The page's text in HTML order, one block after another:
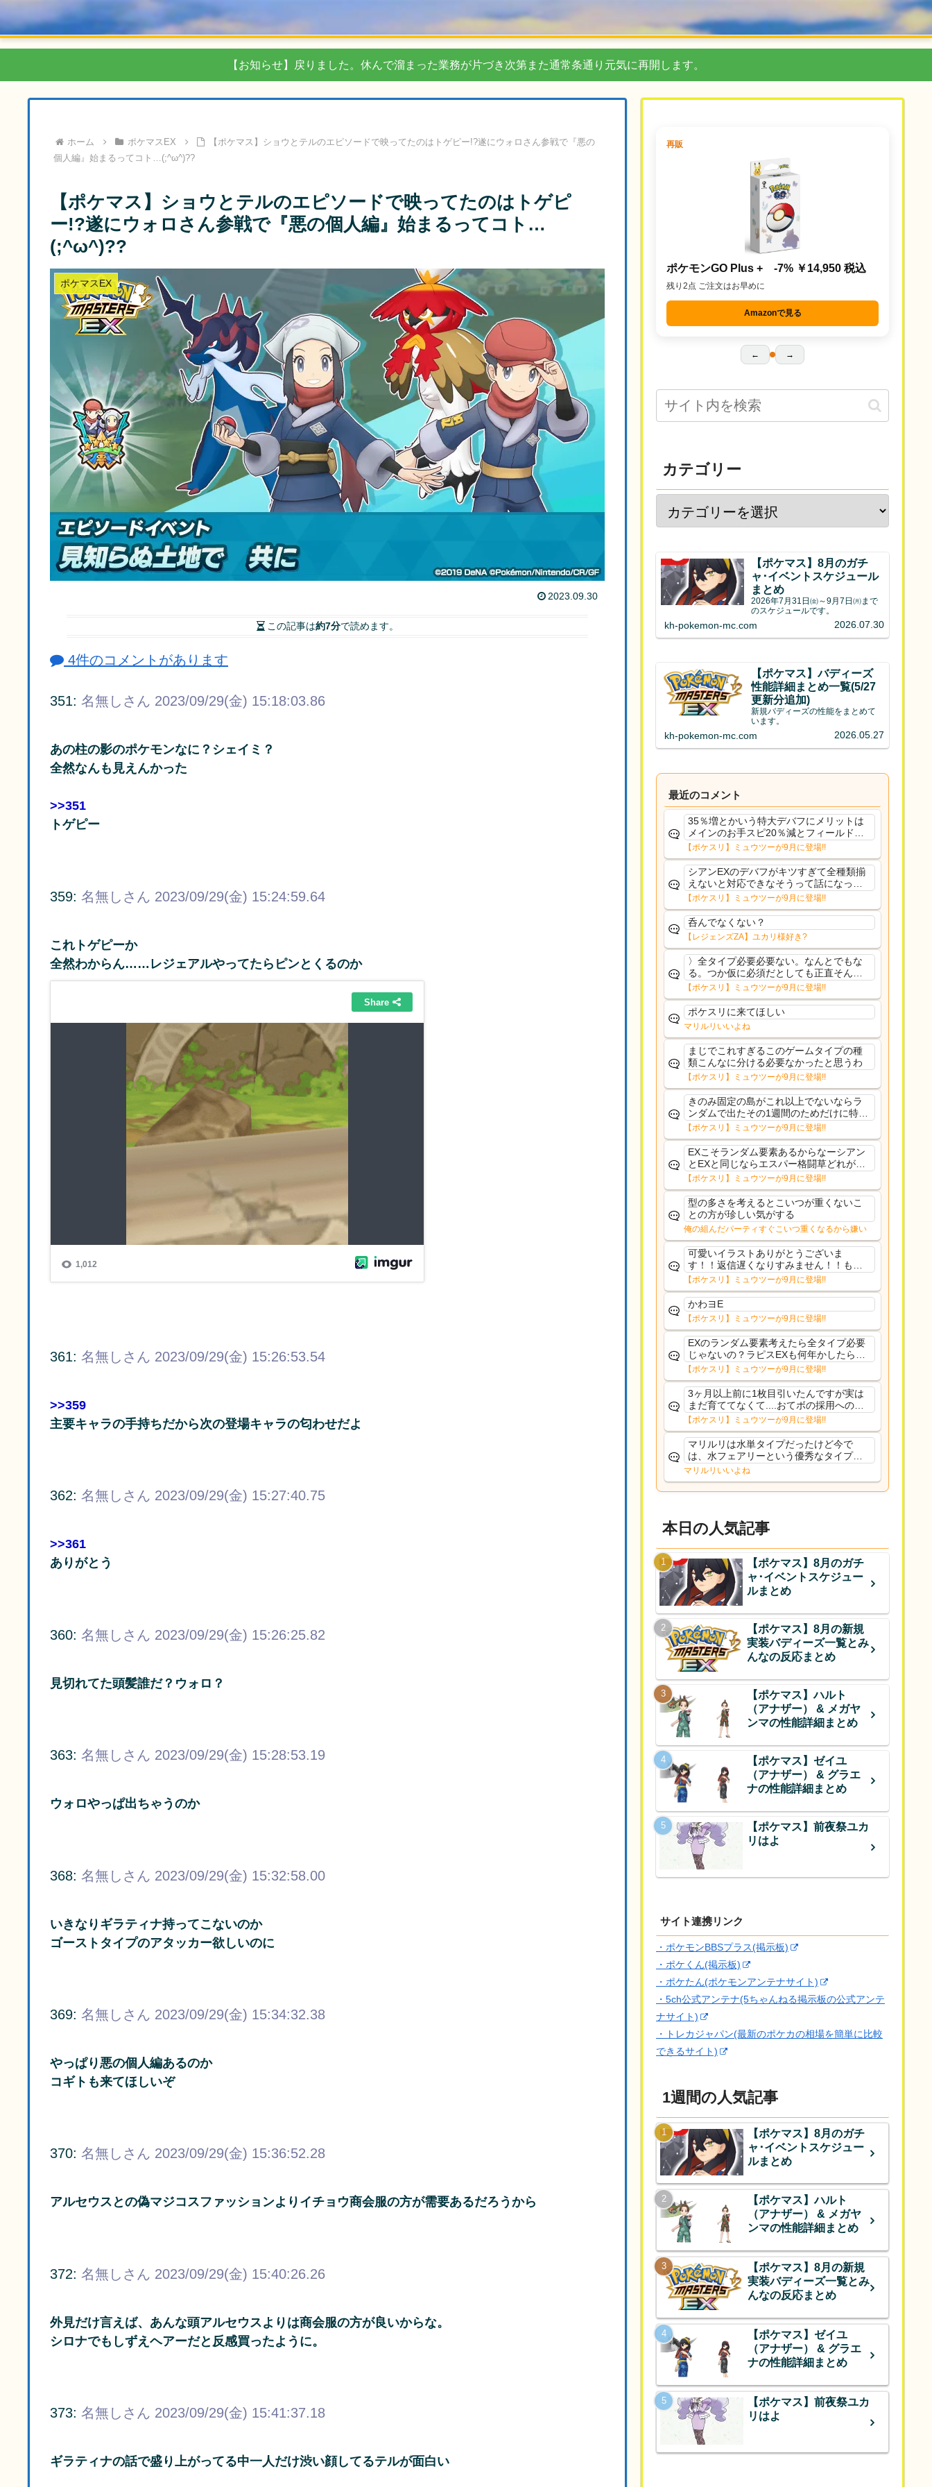
【お知らせ】戻りました。休んで溜まった業務が片づき次第また通常条通り元気に再開します。
ホーム ポケマスEX
【ポケマス】ショウとテルのエピソードで映ってたのはトゲピー!?遂にウォロさん参戦で『悪の
個人編』始まるってコト…(;^ω^)??
【ポケマス】ショウとテルのエピソードで映ってたのはトゲピ
ー!?遂にウォロさん参戦で『悪の個人編』始まるってコト…
(;^ω^)??
ポケマスEX
2023.09.30
この記事は約7分で読めます。
4件のコメントがあります
351: 名無しさん 2023/09/29(金) 15:18:03.86
あの柱の影のポケモンなに？シェイミ？
全然なんも見えんかった
>>351
トゲピー
359: 名無しさん 2023/09/29(金) 15:24:59.64
これトゲピーか
全然わからん……レジェアルやってたらピンとくるのか
361: 名無しさん 2023/09/29(金) 15:26:53.54
>>359
主要キャラの手持ちだから次の登場キャラの匂わせだよ
362: 名無しさん 2023/09/29(金) 15:27:40.75
>>361
ありがとう
360: 名無しさん 2023/09/29(金) 15:26:25.82
見切れてた頭髪誰だ？ウォロ？
363: 名無しさん 2023/09/29(金) 15:28:53.19
ウォロやっぱ出ちゃうのか
368: 名無しさん 2023/09/29(金) 15:32:58.00
いきなりギラティナ持ってこないのか
ゴーストタイプのアタッカー欲しいのに
369: 名無しさん 2023/09/29(金) 15:34:32.38
やっぱり悪の個人編あるのか
コギトも来てほしいぞ
370: 名無しさん 2023/09/29(金) 15:36:52.28
アルセウスとの偽マジコスファッションよりイチョウ商会服の方が需要あるだろうから
372: 名無しさん 2023/09/29(金) 15:40:26.26
外見だけ言えば、あんな頭アルセウスよりは商会服の方が良いからな。
シロナでもしずえヘアーだと反感買ったように。
373: 名無しさん 2023/09/29(金) 15:41:37.18
ギラティナの話で盛り上がってる中一人だけ渋い顔してるテルが面白い
再販
ポケモンGO Plus + -7% ￥14,950 税込
残り2点 ご注文はお早めに
Amazonで見る
← →
カテゴリー
【ポケマス】8月のガチ
ャ･イベントスケジュール
まとめ
2026年7月31日㈮～9月7日㈪まで
のスケジュールです。
kh-pokemon-mc.com 2026.07.30
【ポケマス】バディーズ
性能詳細まとめ一覧(5/27
更新分追加)
新規バディーズの性能をまとめて
います。
kh-pokemon-mc.com 2026.05.27
最近のコメント
35％増とかいう特大デバフにメリットは
メインのお手スピ20％減とフィールド効
果のみフェアリーノーマルとか引いたら
まともに料理も作れないし終わり控えめ
に言ってカス
【ポケスリ】ミュウツーが9月に登場!!
シアンEXのデバフがキツすぎて全種類揃
えないと対応できなそうって話になって
るわ
【ポケスリ】ミュウツーが9月に登場!!
呑んでなくない？
【レジェンズZA】ユカリ様好き?
〉全タイプ必要必要ない。なんとでもな
る。つか仮に必須だとしても正直そんな
もんに付き合う気は無い。運営は時間の
リソースを甘く見すぎなのよ。ポケスリ
やったことないやろうなと思ってる。〉
ラピスEX最短二年後...
【ポケスリ】ミュウツーが9月に登場!!
ポケスリに来てほしい
マリルリいいよね
まじでこれすぎるこのゲームタイプの種
類こんなに分ける必要なかったと思うわ
【ポケスリ】ミュウツーが9月に登場!!
きのみ固定の島がこれ以上でないならラ
ンダムで出たその1週間のためだけに特定
のタイプにリソース割くのなんだかむな
しい気がするわ出番がないってわけじゃ
ないから無駄ではないんだけど
【ポケスリ】ミュウツーが9月に登場!!
EXこそランダム要素あるからなーシアン
とEXと同じならエスパー格闘草どれが事
前に来るか分からんから、積む必要があ
るミュウツーは使いにくくね？って思っ
た
【ポケスリ】ミュウツーが9月に登場!!
型の多さを考えるとこいつが重くないこ
との方が珍しい気がする
俺の組んだパーティすぐこいつ重くなるから嫌い
可愛いイラストありがとうございま
す！！返信遅くなりすみません！！もう
少ししたら通常再開できます！
【ポケスリ】ミュウツーが9月に登場!!
かわヨE
【ポケスリ】ミュウツーが9月に登場!!
EXのランダム要素考えたら全タイプ必要
じゃないの？ラピスEXも何年かしたら来
るだろうし後から厳選したい育てたいっ
て思ってもどうにもならないのがこのゲ
ームだしな
【ポケスリ】ミュウツーが9月に登場!!
3ヶ月以上前に1枚目引いたんですが実は
まだ育ててなくて....おてボの採用への影
響は勉強になります。ありがとうござい
ますオイルはだいぶ強めのABBレントラ
ーいて芋の方が不安なんで1枚目にしよう
かなと思...
【ポケスリ】ミュウツーが9月に登場!!
マリルリは水単タイプだったけど今で
は、水フェアリーという優秀なタイプだ
な、後特性力持ちって見た目と全然違う
な
マリルリいいよね
本日の人気記事
【ポケマス】8月のガチ
ャ･イベントスケジュー
ルまとめ
【ポケマス】8月の新規
実装バディーズ一覧とみ
んなの反応まとめ
【ポケマス】ハルト
（アナザー） & メガヤ
ンマの性能詳細まとめ
【ポケマス】ゼイユ
（アナザー） & グラエ
ナの性能詳細まとめ
【ポケマス】前夜祭ユカ
リはよ
サイト連携リンク
・ポケモンBBSプラス(掲示板)
・ポケくん(掲示板)
・ポケたん(ポケモンアンテナサイト)
・5ch公式アンテナ(5ちゃんねる掲示板の公式アンテ
ナサイト)
・トレカジャパン(最新のポケカの相場を簡単に比較
できるサイト)
1週間の人気記事
【ポケマス】8月のガチ
ャ･イベントスケジュー
ルまとめ
【ポケマス】ハルト
（アナザー） & メガヤ
ンマの性能詳細まとめ
【ポケマス】8月の新規
実装バディーズ一覧とみ
んなの反応まとめ
【ポケマス】ゼイユ
（アナザー） & グラエ
ナの性能詳細まとめ
【ポケマス】前夜祭ユカ
リはよ